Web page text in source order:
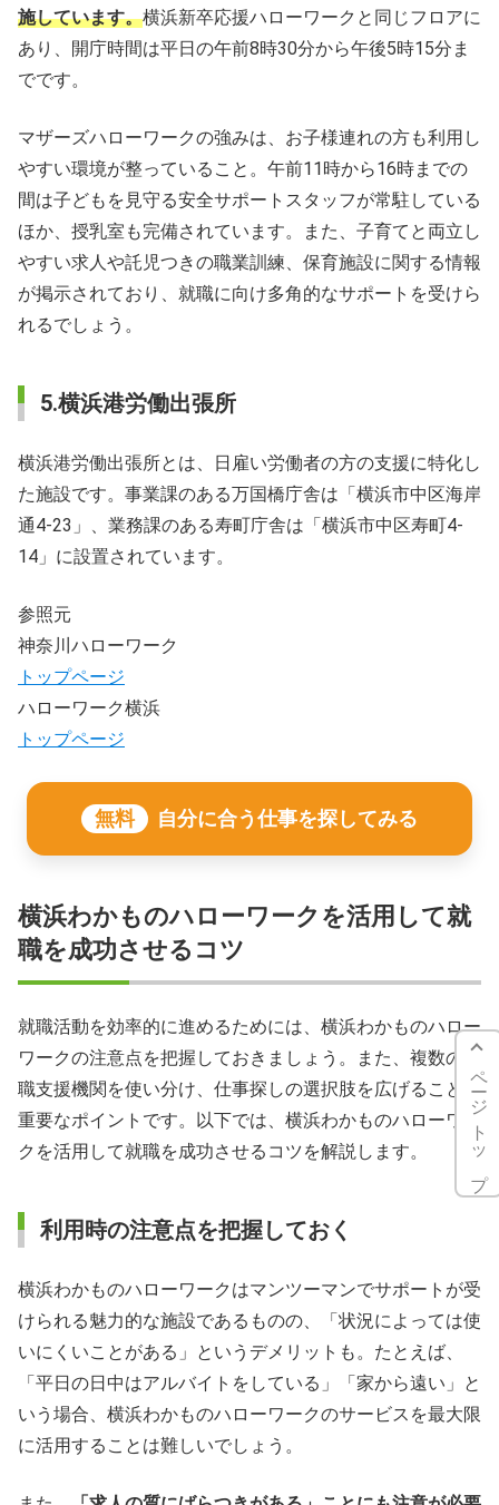
施しています。横浜新卒応援ハローワークと同じフロアに
あり、開庁時間は平日の午前8時30分から午後5時15分ま
でです。
マザーズハローワークの強みは、お子様連れの方も利用し
やすい環境が整っていること。午前11時から16時までの
間は子どもを見守る安全サポートスタッフが常駐している
ほか、授乳室も完備されています。また、子育てと両立し
やすい求人や託児つきの職業訓練、保育施設に関する情報
が掲示されており、就職に向け多角的なサポートを受けら
れるでしょう。
5.横浜港労働出張所
横浜港労働出張所とは、日雇い労働者の方の支援に特化し
た施設です。事業課のある万国橋庁舎は「横浜市中区海岸
通4-23」、業務課のある寿町庁舎は「横浜市中区寿町4-
14」に設置されています。
参照元
神奈川ハローワーク
トップページ
ハローワーク横浜
トップページ
無料 自分に合う仕事を探してみる
横浜わかものハローワークを活用して就
職を成功させるコツ
就職活動を効率的に進めるためには、横浜わかものハロー
ワークの注意点を把握しておきましょう。また、複数の就
職支援機関を使い分け、仕事探しの選択肢を広げることも
重要なポイントです。以下では、横浜わかものハローワー
クを活用して就職を成功させるコツを解説します。
利用時の注意点を把握しておく
横浜わかものハローワークはマンツーマンでサポートが受
けられる魅力的な施設であるものの、「状況によっては使
いにくいことがある」というデメリットも。たとえば、
「平日の日中はアルバイトをしている」「家から遠い」と
いう場合、横浜わかものハローワークのサービスを最大限
に活用することは難しいでしょう。
ページトップ